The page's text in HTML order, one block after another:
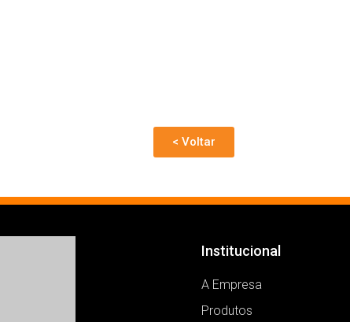
< Voltar
Institucional
A Empresa
Produtos